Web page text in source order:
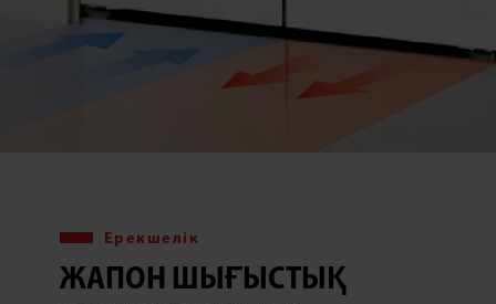
Ерекшелік
ЖАПОН ШЫҒЫСТЫҚ